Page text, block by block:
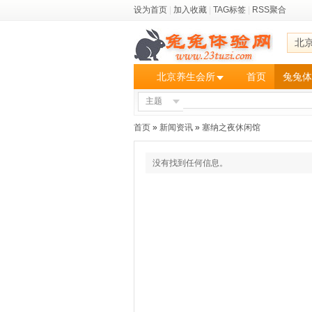
设为首页 加入收藏 TAG标签 RSS聚合
北
北京养生会所 首页 兔兔
主题
首页 » 新闻资讯 » 塞纳之夜休闲馆
没有找到任何信息。